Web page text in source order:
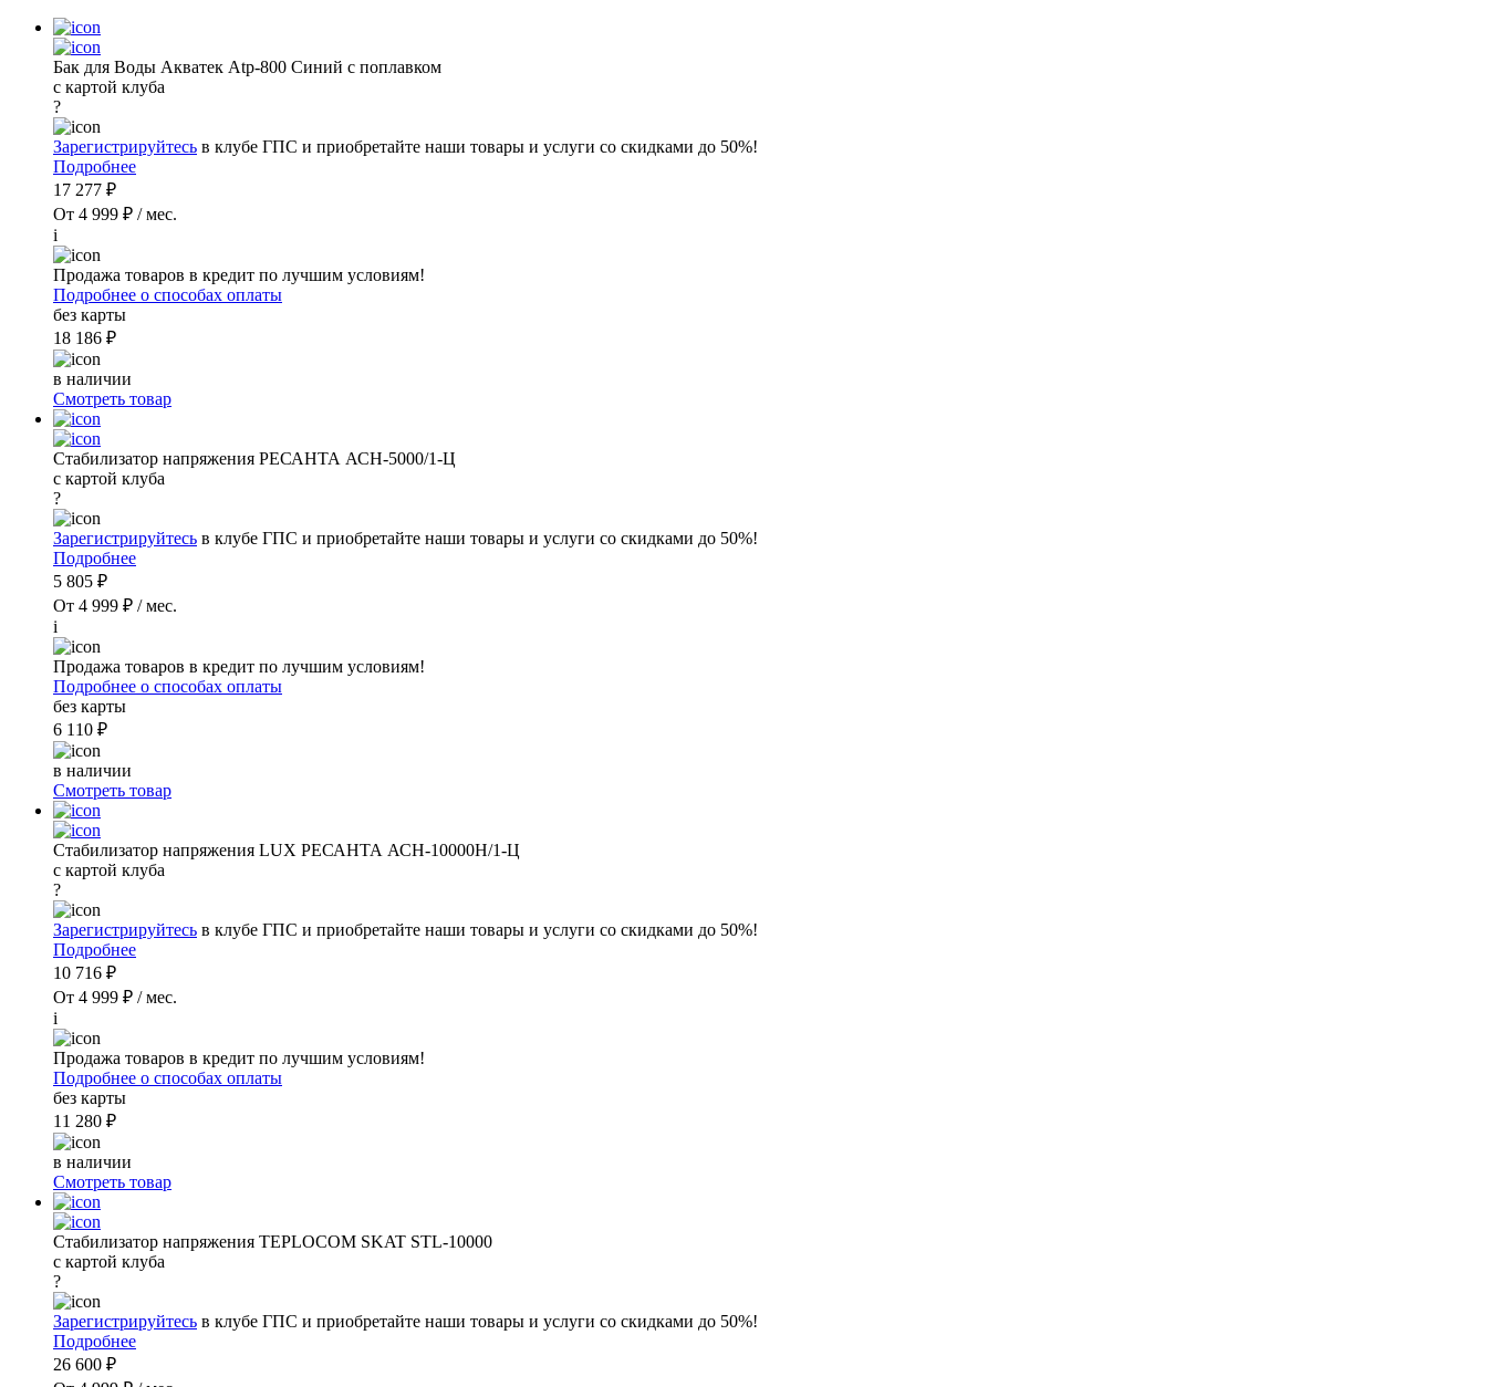
Бак для Воды Акватек Atp-800 Синий с поплавком
с картой клуба
?
Зарегистрируйтесь в клубе ГПС и приобретайте наши товары и услуги со скидками до 50%!
Подробнее
17 277 ₽
От 4 999 ₽ / мес.
i
Продажа товаров в кредит по лучшим условиям!
Подробнее о способах оплаты
без карты
18 186 ₽
в наличии
Смотреть товар
Стабилизатор напряжения РЕСАНТА АСН-5000/1-Ц
с картой клуба
?
Зарегистрируйтесь в клубе ГПС и приобретайте наши товары и услуги со скидками до 50%!
Подробнее
5 805 ₽
От 4 999 ₽ / мес.
i
Продажа товаров в кредит по лучшим условиям!
Подробнее о способах оплаты
без карты
6 110 ₽
в наличии
Смотреть товар
Стабилизатор напряжения LUX РЕСАНТА АСН-10000Н/1-Ц
с картой клуба
?
Зарегистрируйтесь в клубе ГПС и приобретайте наши товары и услуги со скидками до 50%!
Подробнее
10 716 ₽
От 4 999 ₽ / мес.
i
Продажа товаров в кредит по лучшим условиям!
Подробнее о способах оплаты
без карты
11 280 ₽
в наличии
Смотреть товар
Стабилизатор напряжения TEPLOCOM SKAT STL-10000
с картой клуба
?
Зарегистрируйтесь в клубе ГПС и приобретайте наши товары и услуги со скидками до 50%!
Подробнее
26 600 ₽